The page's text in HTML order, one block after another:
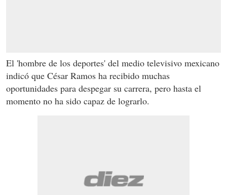
El 'hombre de los deportes' del medio televisivo mexicano
indicó que César Ramos ha recibido muchas
oportunidades para despegar su carrera, pero hasta el
momento no ha sido capaz de lograrlo.